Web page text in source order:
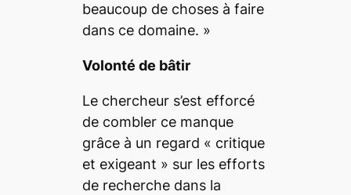
beaucoup de choses à faire
dans ce domaine. »
Volonté de bâtir
Le chercheur s’est efforcé
de combler ce manque
grâce à un regard « critique
et exigeant » sur les efforts
de recherche dans la